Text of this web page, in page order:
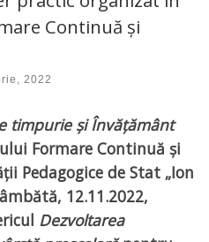
Continuă și
2022
timpurie și Învățământ
Formare Continuă și
Pedagogice de Stat „Ion
12.11.2022,
Dezvoltarea